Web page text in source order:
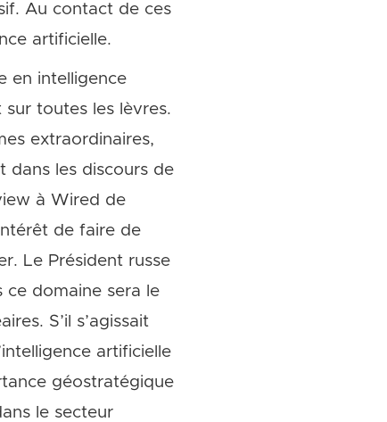
Au contact de ces
artificielle.
en intelligence
toutes les lèvres.
extraordinaires,
dans les discours de
à Wired de
de faire de
Le Président russe
domaine sera le
S’il s’agissait
artificielle
géostratégique
le secteur